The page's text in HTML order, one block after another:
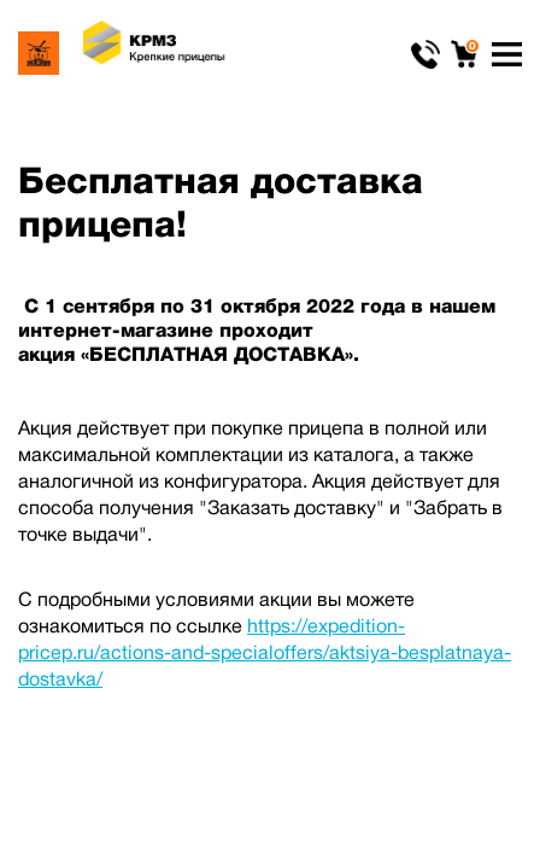
0
Бесплатная доставка
прицепа!
С 1 сентября по 31 октября 2022 года в нашем
интернет-магазине проходит
акция «БЕСПЛАТНАЯ ДОСТАВКА».
Акция действует при покупке прицепа в полной или
максимальной комплектации из каталога, а также
аналогичной из конфигуратора. Акция действует для
способа получения "Заказать доставку" и "Забрать в
точке выдачи".
С подробными условиями акции вы можете
ознакомиться по ссылке https://expedition-
pricep.ru/actions-and-specialoffers/aktsiya-besplatnaya-
dostavka/